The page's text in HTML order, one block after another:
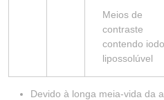
Meios de
contraste
contendo iodo
lipossolúvel
Devido à longa meia-vida da